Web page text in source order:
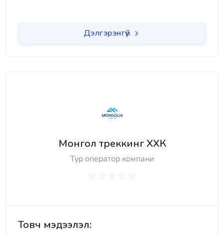
Дэлгэрэнгүй
Монгол треккинг ХХК
Тур оператор компани
Товч мэдээлэл: